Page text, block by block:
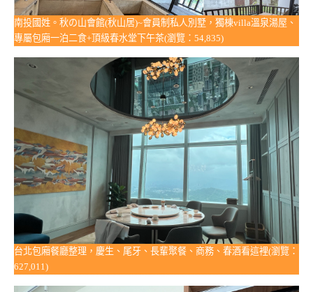
南投國姓。秋の山會館(秋山居)~會員制私人別墅，獨棟villa溫泉湯屋、
專屬包廂一泊二食+頂級春水堂下午茶(瀏覽：54,835)
台北包廂餐廳整理，慶生、尾牙、長輩聚餐、商務、春酒看這裡(瀏覽：
627,011)